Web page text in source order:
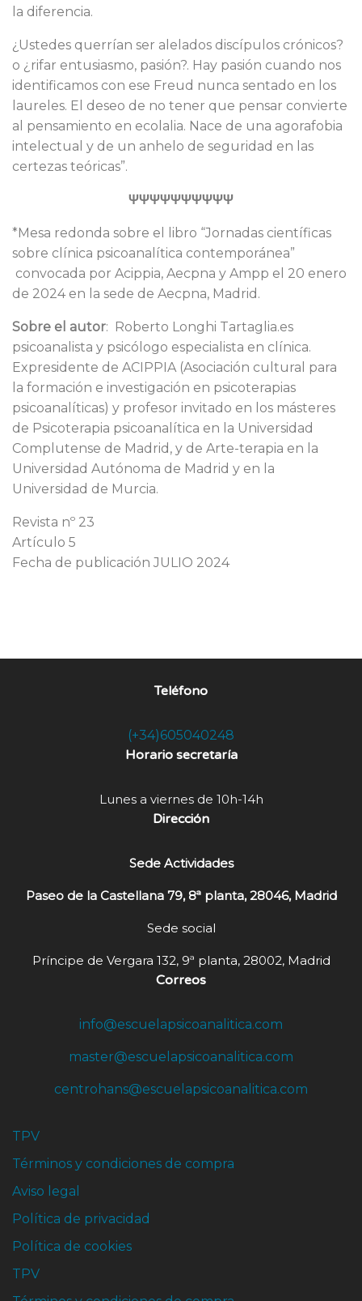
la diferencia.
¿Ustedes querrían ser alelados discípulos crónicos?
o ¿rifar entusiasmo, pasión?. Hay pasión cuando nos
identificamos con ese Freud nunca sentado en los
laureles. El deseo de no tener que pensar convierte
al pensamiento en ecolalia. Nace de una agorafobia
intelectual y de un anhelo de seguridad en las
certezas teóricas”.
ΨΨΨΨΨΨΨΨΨΨ
*Mesa redonda sobre el libro “Jornadas científicas
sobre clínica psicoanalítica contemporánea”
convocada por Acippia, Aecpna y Ampp el 20 enero
de 2024 en la sede de Aecpna, Madrid.
Sobre el autor: Roberto Longhi Tartaglia.es
psicoanalista y psicólogo especialista en clínica.
Expresidente de ACIPPIA (Asociación cultural para
la formación e investigación en psicoterapias
psicoanalíticas) y profesor invitado en los másteres
de Psicoterapia psicoanalítica en la Universidad
Complutense de Madrid, y de Arte-terapia en la
Universidad Autónoma de Madrid y en la
Universidad de Murcia.
Revista nº 23
Artículo 5
Fecha de publicación JULIO 2024
Teléfono
(+34)605040248
Horario secretaría
Lunes a viernes de 10h-14h
Dirección
Sede Actividades
Paseo de la Castellana 79, 8ª planta, 28046, Madrid
Sede social
Príncipe de Vergara 132, 9ª planta, 28002, Madrid
Correos
info@escuelapsicoanalitica.com
master@escuelapsicoanalitica.com
centrohans@escuelapsicoanalitica.com
TPV
Términos y condiciones de compra
Aviso legal
Política de privacidad
Política de cookies
TPV